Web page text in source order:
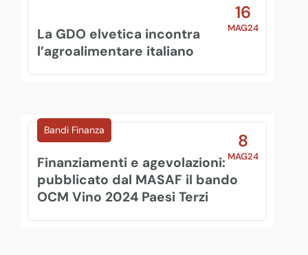
16
MAG24
La GDO elvetica incontra
l’agroalimentare italiano
8
MAG24
Bandi Finanza
Finanziamenti e agevolazioni:
pubblicato dal MASAF il bando
OCM Vino 2024 Paesi Terzi